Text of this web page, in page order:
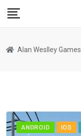
Alan Weslley Games
ANDROID IOS